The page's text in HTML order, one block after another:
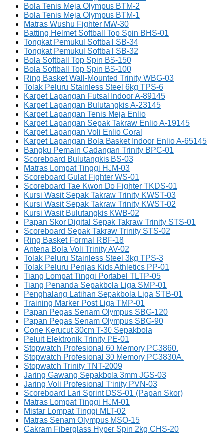
Bola Tenis Meja Olympus BTM-2
Bola Tenis Meja Olympus BTM-1
Matras Wushu Fighter MW-30
Batting Helmet Softball Top Spin BHS-01
Tongkat Pemukul Softball SB-34
Tongkat Pemukul Softball SB-32
Bola Softball Top Spin BS-150
Bola Softball Top Spin BS-100
Ring Basket Wall-Mounted Trinity WBG-03
Tolak Peluru Stainless Steel 6kg TPS-6
Karpet Lapangan Futsal Indoor A-89145
Karpet Lapangan Bulutangkis A-23145
Karpet Lapangan Tenis Meja Enlio
Karpet Lapangan Sepak Takraw Enlio A-19145
Karpet Lapangan Voli Enlio Coral
Karpet Lapangan Bola Basket Indoor Enlio A-65145
Bangku Pemain Cadangan Trinity BPC-01
Scoreboard Bulutangkis BS-03
Matras Lompat Tinggi HJM-03
Scoreboard Gulat Fighter WS-01
Scoreboard Tae Kwon Do Fighter TKDS-01
Kursi Wasit Sepak Takraw Trinity KWST-03
Kursi Wasit Sepak Takraw Trinity KWST-02
Kursi Wasit Bulutangkis KWB-02
Papan Skor Digital Sepak Takraw Trinity STS-01
Scoreboard Sepak Takraw Trinity STS-02
Ring Basket Formal RBF-18
Antena Bola Voli Trinity AV-02
Tolak Peluru Stainless Steel 3kg TPS-3
Tolak Peluru Penjas Kids Athletics PP-01
Tiang Lompat Tinggi Portabel TLTP-05
Tiang Penanda Sepakbola Liga SMP-01
Penghalang Latihan Sepakbola Liga STB-01
Training Marker Post Liga TMP-01
Papan Pegas Senam Olympus SBG-120
Papan Pegas Senam Olympus SBG-90
Cone Kerucut 30cm T-30 Sepakbola
Peluit Elektronik Trinity PE-01
Stopwatch Profesional 60 Memory PC3860.
Stopwatch Profesional 30 Memory PC3830A.
Stopwatch Trinity TNT-2009
Jaring Gawang Sepakbola 3mm JGS-03
Jaring Voli Profesional Trinity PVN-03
Scoreboard Lari Sprint DSS-01 (Papan Skor)
Matras Lompat Tinggi HJM-01
Mistar Lompat Tinggi MLT-02
Matras Senam Olympus MSO-15
Cakram Fiberglass Hyper Spin 2kg CHS-20